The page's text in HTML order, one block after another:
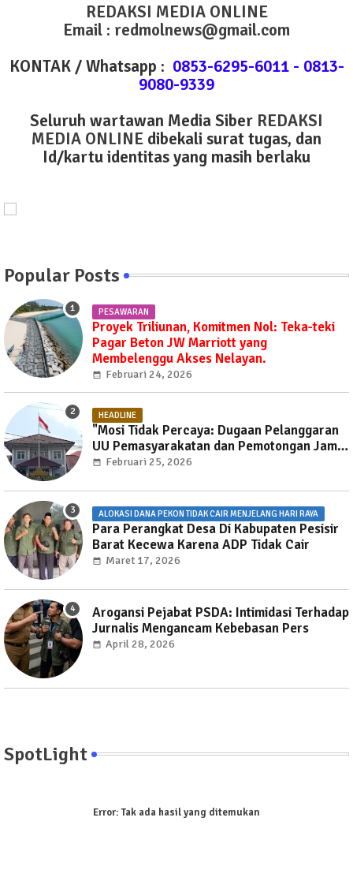
REDAKSI MEDIA ONLINE
Email : redmolnews@gmail.com
KONTAK / Whatsapp : 0853-6295-6011 - 0813-
9080-9339
Seluruh wartawan Media Siber REDAKSI
MEDIA ONLINE dibekali surat tugas, dan
Id/kartu identitas yang masih berlaku
Popular Posts
PESAWARAN
Proyek Triliunan, Komitmen Nol: Teka-teki
Pagar Beton JW Marriott yang
Membelenggu Akses Nelayan.
Februari 24, 2026
HEADLINE
"Mosi Tidak Percaya: Dugaan Pelanggaran
UU Pemasyarakatan dan Pemotongan Jam
Layanan Publik di Rutan Way Huwi."
Februari 25, 2026
ALOKASI DANA PEKON TIDAK CAIR MENJELANG HARI RAYA
Para Perangkat Desa Di Kabupaten Pesisir
Barat Kecewa Karena ADP Tidak Cair
Maret 17, 2026
Arogansi Pejabat PSDA: Intimidasi Terhadap
Jurnalis Mengancam Kebebasan Pers
April 28, 2026
SpotLight
Error:Tak ada hasil yang ditemukan